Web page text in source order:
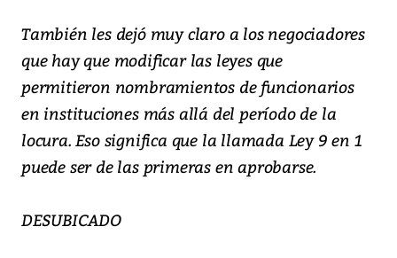
También les dejó muy claro a los negociadores
que hay que modificar las leyes que
permitieron nombramientos de funcionarios
en instituciones más allá del período de la
locura. Eso significa que la llamada Ley 9 en 1
puede ser de las primeras en aprobarse.
DESUBICADO